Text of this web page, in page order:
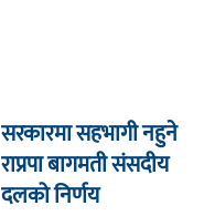
सरकारमा सहभागी नहुने
राप्रपा बागमती संसदीय
दलको निर्णय